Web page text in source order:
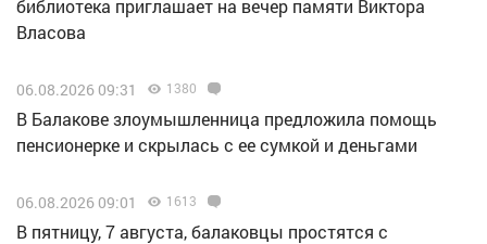
библиотека приглашает на вечер памяти Виктора
Власова
06.08.2026 09:31 1380
В Балакове злоумышленница предложила помощь
пенсионерке и скрылась с ее сумкой и деньгами
06.08.2026 09:01 1613
В пятницу, 7 августа, балаковцы простятся с